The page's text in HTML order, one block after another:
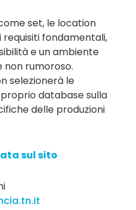
set, le location
fondamentali,
e un ambiente
rumoroso.
selezionerà le
database sulla
delle produzioni
sul sito